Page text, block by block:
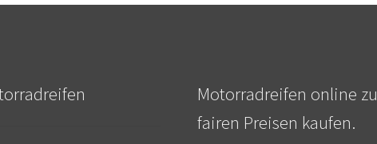
Motorradreifen online zu
fairen Preisen kaufen.